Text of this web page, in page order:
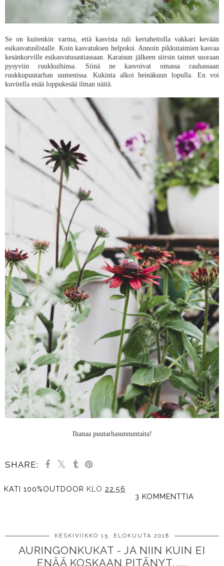
Se on kuitenkin varma, että kasvista tuli kertaheitolla vakkari kevään
esikasvatuslistalle. Koin kasvatuksen helpoksi. Annoin pikkutaimien kasvaa
kesänkorville esikasvatusastiassaan. Karaisun jälkeen siirsin taimet suoraan
pysyviin ruukkuihinsa. Siinä ne kasvoivat omassa rauhassaan
ruukkupuutarhan uumenissa. Kukinta alkoi heinäkuun lopulla. En voi
kuvitella enää loppukesää ilman näitä.
Ihanaa puutarhasunnuntaita!
SHARE:
KATI 100%OUTDOOR KLO 22.56
3 KOMMENTTIA
KESKIVIIKKO 15. ELOKUUTA 2018
AURINGONKUKAT - JA NIIN KUIN EI
ENÄÄ KOSKAAN PITÄNYT.....